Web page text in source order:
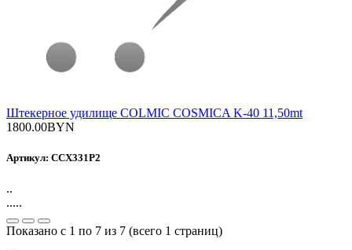
Штекерное удилище COLMIC COSMICA K-40 11,50mt
1800.00BYN
Артикул: CCX331P2
..
.....
Показано с 1 по 7 из 7 (всего 1 страниц)